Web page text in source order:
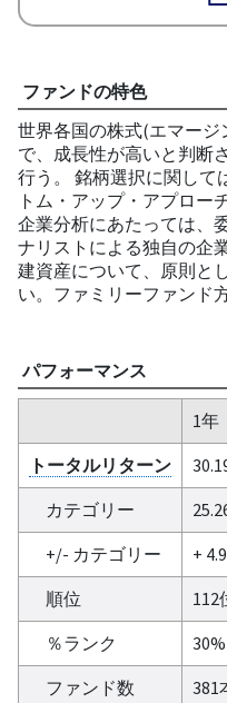
ファンドの特色
世界各国の株式(エマー
で、成長性が高いと判断
行う。 銘柄選択に関して
トム・アップ・アプロー
企業分析にあたっては、
ナリストによる独自の企
建資産について、原則と
い。ファミリーファンド
パフォーマンス
1年
トータルリターン
カテゴリー
+/- カテゴリー
+
順位
112
％ランク
30%
ファンド数
381